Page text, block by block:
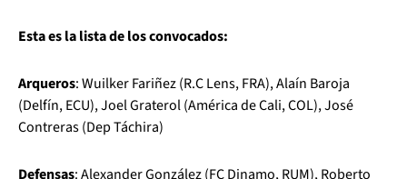
Esta es la lista de los convocados:
Arqueros: Wuilker Fariñez (R.C Lens, FRA), Alaín Baroja
(Delfín, ECU), Joel Graterol (América de Cali, COL), José
Contreras (Dep Táchira)
Defensas: Alexander González (FC Dinamo, RUM), Roberto